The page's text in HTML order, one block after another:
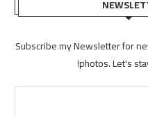
Subscribe my Newsletter for
photos. Let's